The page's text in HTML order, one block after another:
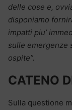
delle cose e,
disponiamo
impatti piu’
sulle emergenze
ospite”.
CATENO
Sulla questione